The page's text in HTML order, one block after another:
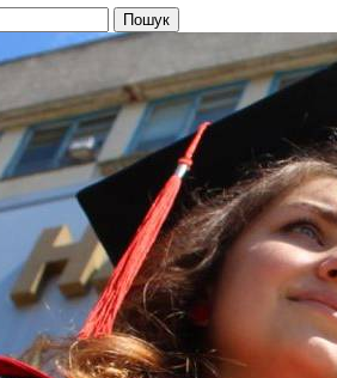
Пошук